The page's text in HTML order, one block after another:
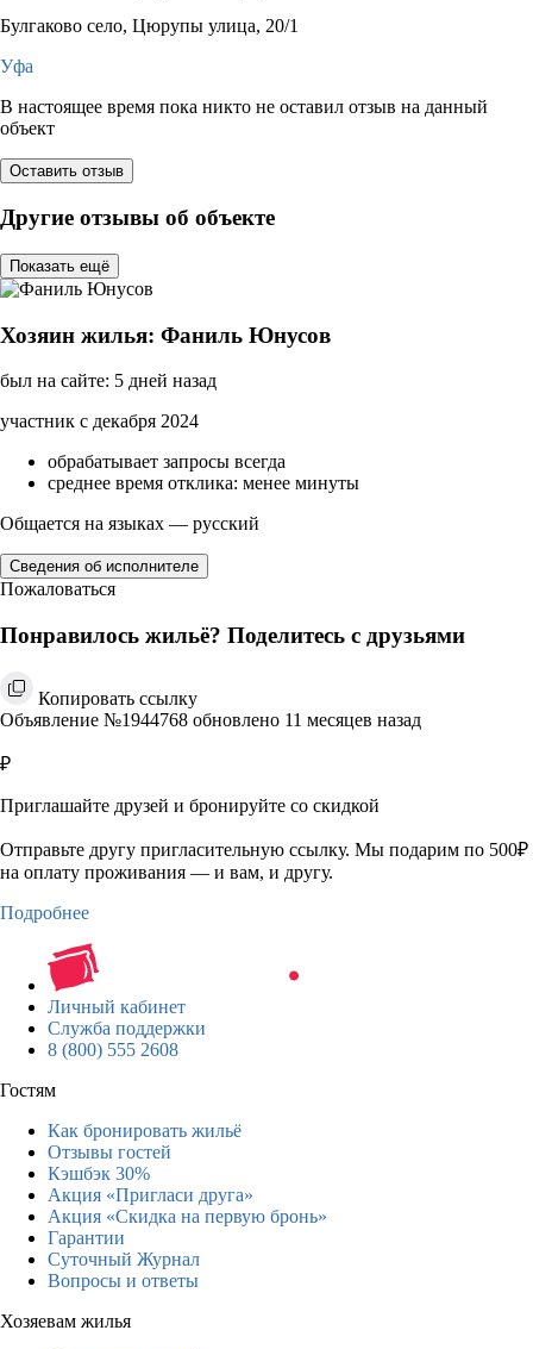
Булгаково село, Цюрупы улица, 20/1
Уфа
В настоящее время пока никто не оставил отзыв на данный
объект
Оставить отзыв
Другие отзывы об объекте
Показать ещё
Хозяин жилья: Фаниль Юнусов
был на сайте: 5 дней назад
участник с декабря 2024
обрабатывает запросы всегда
среднее время отклика: менее минуты
Общается на языках — русский
Сведения об исполнителе
Пожаловаться
Понравилось жильё? Поделитесь с друзьями
Копировать ссылку
Объявление №1944768 обновлено 11 месяцев назад
₽
Приглашайте друзей и бронируйте со скидкой
Отправьте другу пригласительную ссылку. Мы подарим по 500₽
на оплату проживания — и вам, и другу.
Подробнее
Личный кабинет
Служба поддержки
8 (800) 555 2608
Гостям
Как бронировать жильё
Отзывы гостей
Кэшбэк 30%
Акция «Пригласи друга»
Акция «Скидка на первую бронь»
Гарантии
Суточный Журнал
Вопросы и ответы
Хозяевам жилья